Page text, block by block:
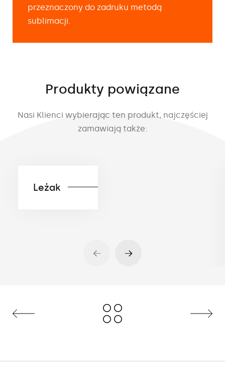
przeznaczony do zadruku metodą
sublimacji.
Produkty powiązane
Nasi Klienci wybierając ten produkt, najczęściej
zamawiają także:
Leżak